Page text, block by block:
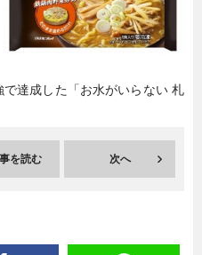
ニュース
エンタメ
達成した「お水がいらない 札
を読む 次へ